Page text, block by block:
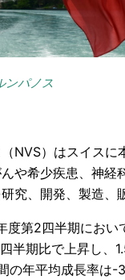
ンパノス
NVS）はスイスに
や希少疾患、神経
究、開発、製造、
度第2四半期におい
半期比で上昇し、
の年平均成長率は-